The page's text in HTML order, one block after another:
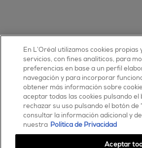
En L’Oréal utilizamos cookies
servicios, con fines analíticos, para
preferencias en base a un perfil
navegación y para incorporar
obtener más información sobre
aceptar todas las cookies pulsando
rechazar su uso pulsando el botón de
consultar la información adicional y
nuestra Política de Privacidad
Aceptar